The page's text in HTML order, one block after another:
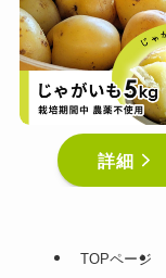
詳細
TOPページ